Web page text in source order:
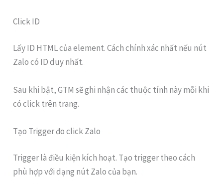
Click ID
Lấy ID HTML của element. Cách chính xác nhất nếu nút
Zalo có ID duy nhất.
Sau khi bật, GTM sẽ ghi nhận các thuộc tính này mỗi khi
có click trên trang.
Tạo Trigger đo click Zalo
Trigger là điều kiện kích hoạt. Tạo trigger theo cách
phù hợp với dạng nút Zalo của bạn.